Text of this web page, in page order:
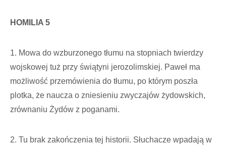
HOMILIA 5
1. Mowa do wzburzonego tłumu na stopniach twierdzy
wojskowej tuż przy świątyni jerozolimskiej. Paweł ma
możliwość przemówienia do tłumu, po którym poszła
plotka, że naucza o zniesieniu zwyczajów żydowskich,
zrównaniu Żydów z poganami.
2. Tu brak zakończenia tej historii. Słuchacze wpadają w